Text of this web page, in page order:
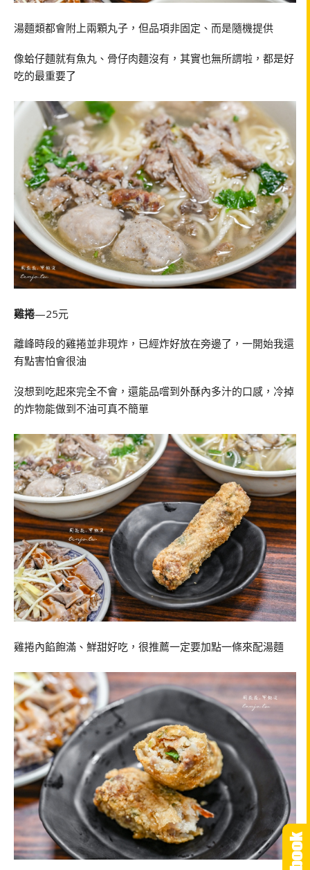
湯麵類都會附上兩顆丸子，但品項非固定、而是隨機提供
像蛤仔麵就有魚丸、骨仔肉麵沒有，其實也無所謂啦，都是好
吃的最重要了
雞捲—25元
離峰時段的雞捲並非現炸，已經炸好放在旁邊了，一開始我還
有點害怕會很油
沒想到吃起來完全不會，還能品嚐到外酥內多汁的口感，冷掉
的炸物能做到不油可真不簡單
雞捲內餡飽滿、鮮甜好吃，很推薦一定要加點一條來配湯麵